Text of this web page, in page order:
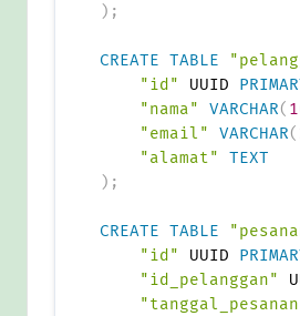
) ;
CREATE TABLE
"id"
UUID
"nama"
VARCHAR(
"email"
VARCHAR(
"alamat"
TEXT
) ;
CREATE TABLE
"id"
UUID
"id_pelanggan"